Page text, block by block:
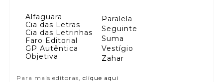
Alfaguara
Cia das Letras
Cia das Letrinhas
Faro Editorial
GP Autêntica
Objetiva
Paralela
Seguinte
Suma
Vestígio
Zahar
Para mais editoras, clique aqui